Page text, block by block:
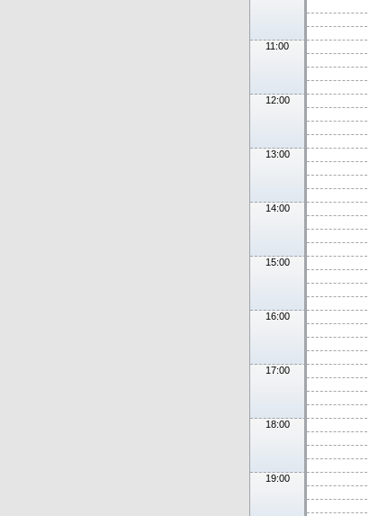
11:00
12:00
13:00
14:00
15:00
16:00
17:00
18:00
19:00